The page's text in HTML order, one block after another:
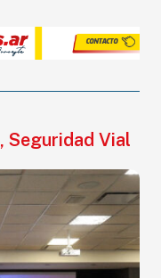
, Seguridad Vial